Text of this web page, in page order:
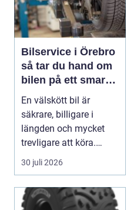
Bilservice i Örebro
så tar du hand om
bilen på ett smart
sätt
En välskött bil är
säkrare, billigare i
längden och mycket
trevligare att köra.
Trots det väntar mån...
30 juli 2026